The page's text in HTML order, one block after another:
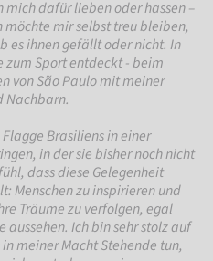
dafür lieben oder hassen –
möchte mir selbst treu bleiben,
es ihnen gefällt oder nicht. In
zum Sport entdeckt - beim
von São Paulo mit meiner
Nachbarn.
Brasiliens in einer
in der sie bisher noch nicht
dass diese Gelegenheit
Menschen zu inspirieren und
Träume zu verfolgen, egal
aussehen. Ich bin sehr stolz auf
meiner Macht Stehende tun,